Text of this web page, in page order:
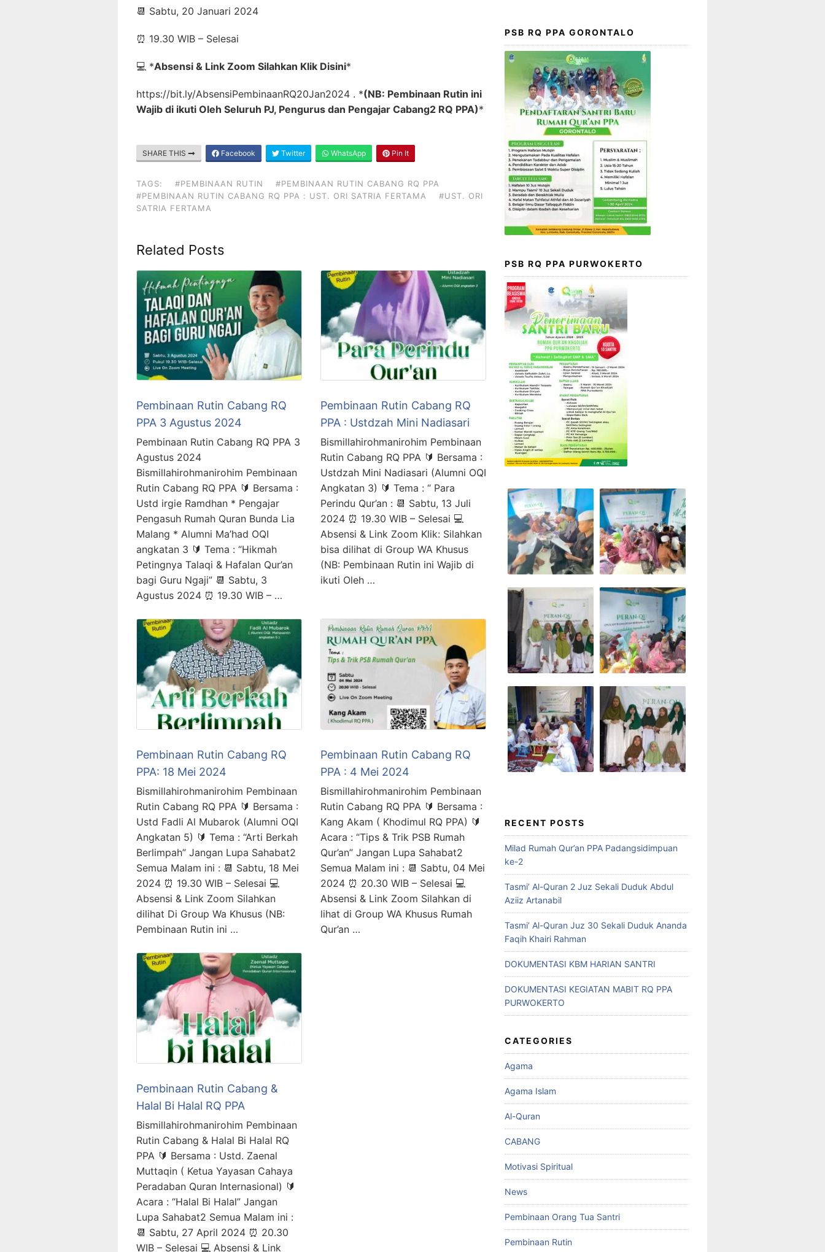
📆 Sabtu, 20 Januari 2024
⏰ 19.30 WIB – Selesai
💻 *Absensi & Link Zoom Silahkan Klik Disini*
https://bit.ly/AbsensiPembinaanRQ20Jan2024 . *(NB: Pembinaan Rutin ini
Wajib di ikuti Oleh Seluruh PJ, Pengurus dan Pengajar Cabang2 RQ PPA)*
SHARE THIS Facebook Twitter WhatsApp Pin It
TAGS: #PEMBINAAN RUTIN
#PEMBINAAN RUTIN CABANG RQ PPA
#PEMBINAAN RUTIN CABANG RQ PPA : UST. ORI SATRIA FERTAMA
#UST. ORI
SATRIA FERTAMA
Related Posts
Pembinaan Rutin Cabang RQ
PPA 3 Agustus 2024
Pembinaan Rutin Cabang RQ PPA 3
Agustus 2024
Bismillahirohmanirohim Pembinaan
Rutin Cabang RQ PPA 🔰 Bersama :
Ustd irgie Ramdhan * Pengajar
Pengasuh Rumah Quran Bunda Lia
Malang * Alumni Ma’had OQI
angkatan 3 🔰 Tema : “Hikmah
Petingnya Talaqi & Hafalan Qur’an
bagi Guru Ngaji” 📆 Sabtu, 3
Agustus 2024 ⏰ 19.30 WIB – …
Pembinaan Rutin Cabang RQ
PPA : Ustdzah Mini Nadiasari
Bismillahirohmanirohim Pembinaan
Rutin Cabang RQ PPA 🔰 Bersama :
Ustdzah Mini Nadiasari (Alumni OQI
Angkatan 3) 🔰 Tema : “ Para
Perindu Qur’an : 📆 Sabtu, 13 Juli
2024 ⏰ 19.30 WIB – Selesai 💻
Absensi & Link Zoom Klik: Silahkan
bisa dilihat di Group WA Khusus
(NB: Pembinaan Rutin ini Wajib di
ikuti Oleh …
Pembinaan Rutin Cabang RQ
PPA: 18 Mei 2024
Bismillahirohmanirohim Pembinaan
Rutin Cabang RQ PPA 🔰 Bersama :
Ustd Fadli Al Mubarok (Alumni OQI
Angkatan 5) 🔰 Tema : “Arti Berkah
Berlimpah” Jangan Lupa Sahabat2
Semua Malam ini : 📆 Sabtu, 18 Mei
2024 ⏰ 19.30 WIB – Selesai 💻
Absensi & Link Zoom Silahkan
dilihat Di Group Wa Khusus (NB:
Pembinaan Rutin ini …
Pembinaan Rutin Cabang RQ
PPA : 4 Mei 2024
Bismillahirohmanirohim Pembinaan
Rutin Cabang RQ PPA 🔰 Bersama :
Kang Akam ( Khodimul RQ PPA) 🔰
Acara : “Tips & Trik PSB Rumah
Qur’an” Jangan Lupa Sahabat2
Semua Malam ini : 📆 Sabtu, 04 Mei
2024 ⏰ 20.30 WIB – Selesai 💻
Absensi & Link Zoom Silahkan di
lihat di Group WA Khusus Rumah
Qur’an …
Pembinaan Rutin Cabang &
Halal Bi Halal RQ PPA
Bismillahirohmanirohim Pembinaan
Rutin Cabang & Halal Bi Halal RQ
PPA 🔰 Bersama : Ustd. Zaenal
Muttaqin ( Ketua Yayasan Cahaya
Peradaban Quran Internasional) 🔰
Acara : “Halal Bi Halal” Jangan
Lupa Sahabat2 Semua Malam ini :
📆 Sabtu, 27 April 2024 ⏰ 20.30
WIB – Selesai 💻 Absensi & Link
PSB RQ PPA GORONTALO
PSB RQ PPA PURWOKERTO
RECENT POSTS
Milad Rumah Qur’an PPA Padangsidimpuan
ke-2
Tasmi’ Al-Quran 2 Juz Sekali Duduk Abdul
Aziiz Artanabil
Tasmi’ Al-Quran Juz 30 Sekali Duduk Ananda
Faqih Khairi Rahman
DOKUMENTASI KBM HARIAN SANTRI
DOKUMENTASI KEGIATAN MABIT RQ PPA
PURWOKERTO
CATEGORIES
Agama
Agama Islam
Al-Quran
CABANG
Motivasi Spiritual
News
Pembinaan Orang Tua Santri
Pembinaan Rutin